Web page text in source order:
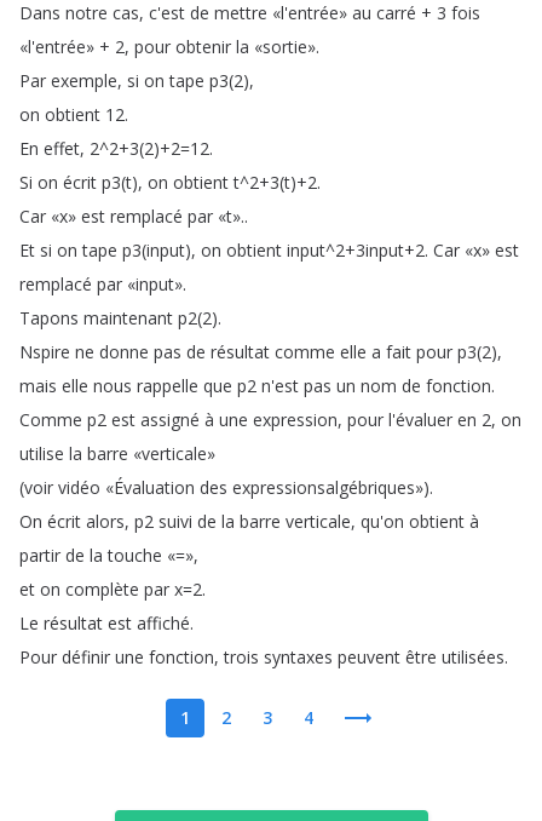
Dans notre cas, c'est de mettre «l'entrée» au carré + 3 fois
«l'entrée» + 2, pour obtenir la «sortie».
Par exemple, si on tape p3(2),
on obtient 12.
En effet, 2^2+3(2)+2=12.
Si on écrit p3(t), on obtient t^2+3(t)+2.
Car «x» est remplacé par «t»..
Et si on tape p3(input), on obtient input^2+3input+2. Car «x» est
remplacé par «input».
Tapons maintenant p2(2).
Nspire ne donne pas de résultat comme elle a fait pour p3(2),
mais elle nous rappelle que p2 n'est pas un nom de fonction.
Comme p2 est assigné à une expression, pour l'évaluer en 2, on
utilise la barre «verticale»
(voir vidéo «Évaluation des expressionsalgébriques»).
On écrit alors, p2 suivi de la barre verticale, qu'on obtient à
partir de la touche «=»,
et on complète par x=2.
Le résultat est affiché.
Pour définir une fonction,trois syntaxes peuvent être utilisées.
1 2 3 4